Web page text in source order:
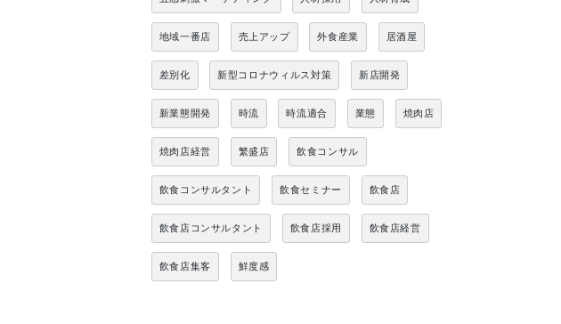
地域一番店 売上アップ 外食産業 居酒屋
差別化 新型コロナウィルス対策 新店開発
新業態開発 時流 時流適合 業態 焼肉店
焼肉店経営 繁盛店 飲食コンサル
飲食コンサルタント 飲食セミナー 飲食店
飲食店コンサルタント 飲食店採用 飲食店経営
飲食店集客 鮮度感